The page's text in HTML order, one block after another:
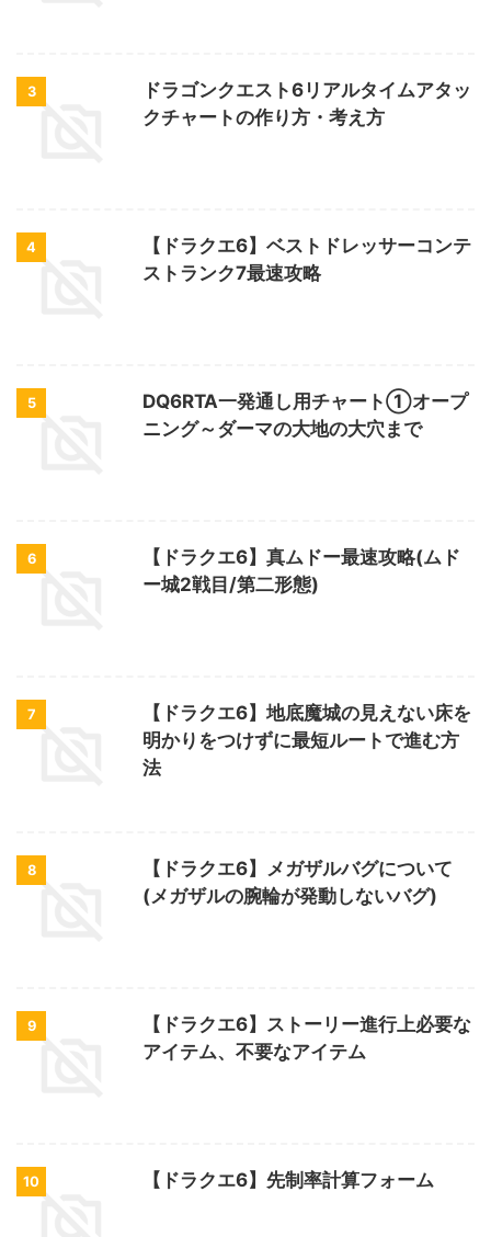
3
ドラゴンクエスト6リアルタイムアタッ
クチャートの作り方・考え方
4
【ドラクエ6】ベストドレッサーコンテ
ストランク7最速攻略
5
DQ6RTA一発通し用チャート①オープ
ニング～ダーマの大地の大穴まで
6
【ドラクエ6】真ムドー最速攻略(ムド
ー城2戦目/第二形態)
7
【ドラクエ6】地底魔城の見えない床を
明かりをつけずに最短ルートで進む方
法
8
【ドラクエ6】メガザルバグについて
(メガザルの腕輪が発動しないバグ)
9
【ドラクエ6】ストーリー進行上必要な
アイテム、不要なアイテム
10 【ドラクエ6】先制率計算フォーム